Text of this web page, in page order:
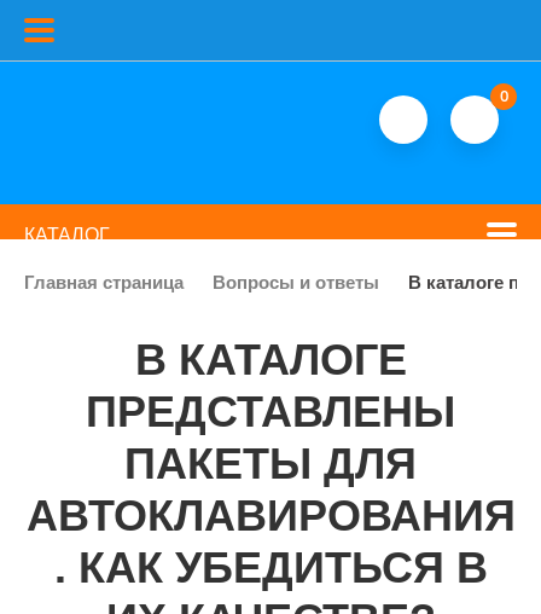
0
КАТАЛОГ
Главная страница Вопросы и ответы В каталоге
В КАТАЛОГЕ
ПРЕДСТАВЛЕНЫ
ПАКЕТЫ ДЛЯ
АВТОКЛАВИРОВАНИЯ
. КАК УБЕДИТЬСЯ В